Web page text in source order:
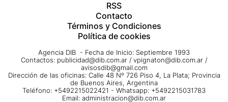
RSS
Contacto
Términos y Condiciones
Política de cookies
Agencia DIB - Fecha de Inicio: Septiembre 1993
Contactos: publicidad@dib.com.ar / vpignaton@dib.com.ar /
avisosdib@gmail.com
Dirección de las oficinas: Calle 48 Nº 726 Piso 4, La Plata; Provincia
de Buenos Aires, Argentina
Teléfono: +5492215022421 - Whatsapp: +5492215031783
Email: administracion@dib.com.ar